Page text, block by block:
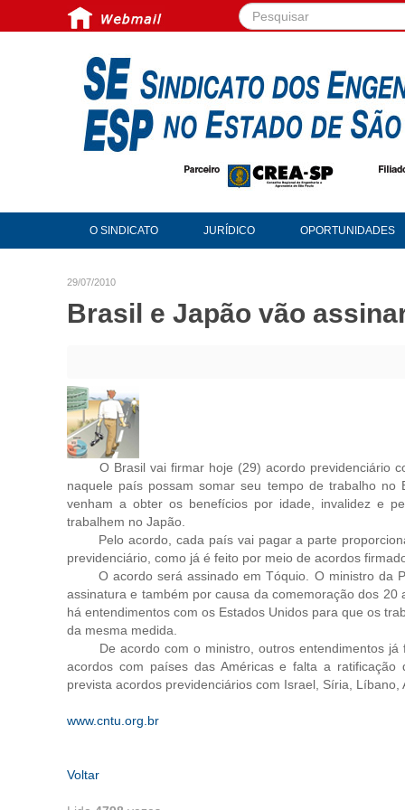
Pesquisar...
O SINDICATO JURÍDICO OPORTUNIDADES
29/07/2010
Brasil e Japão vão
O Brasil vai firmar hoje (29) acordo previdenciário
naquele país possam somar seu tempo de trabalho
venham a obter os benefícios por idade, invalidez e
trabalhem no Japão.
Pelo acordo, cada país vai pagar a parte
previdenciário, como já é feito por meio de acordos
O acordo será assinado em Tóquio. O ministro da
assinatura e também por causa da comemoração dos
há entendimentos com os Estados Unidos para que os
da mesma medida.
De acordo com o ministro, outros entendimentos já
acordos com países das Américas e falta a
prevista acordos previdenciários com Israel, Síria, Líbano,
www.cntu.org.br
Voltar